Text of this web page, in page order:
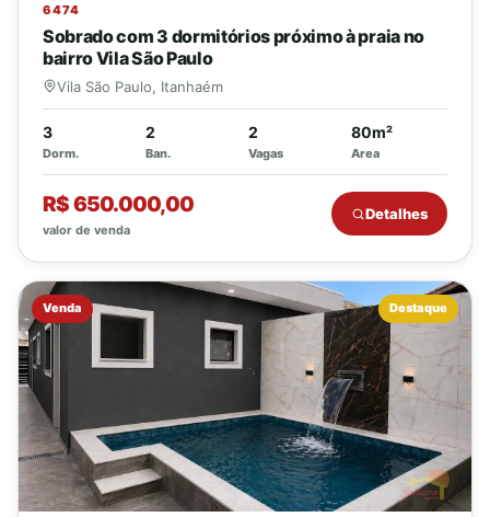
6474
Sobrado com 3 dormitórios próximo à praia no
bairro Vila São Paulo
Vila São Paulo, Itanhaém
3
Dorm.
2
Ban.
2
Vagas
80m²
Area
R$ 650.000,00
valor de venda
Detalhes
Venda Destaque